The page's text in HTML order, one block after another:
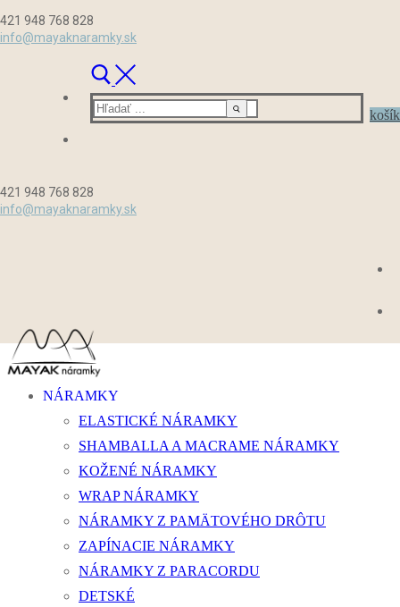
na
421 948 768 828
info@mayaknaramky.sk
Hľadať:
košík
421 948 768 828
info@mayaknaramky.sk
NÁRAMKY
ELASTICKÉ NÁRAMKY
SHAMBALLA A MACRAME NÁRAMKY
KOŽENÉ NÁRAMKY
WRAP NÁRAMKY
NÁRAMKY Z PAMÄTOVÉHO DRÔTU
ZAPÍNACIE NÁRAMKY
NÁRAMKY Z PARACORDU
DETSKÉ